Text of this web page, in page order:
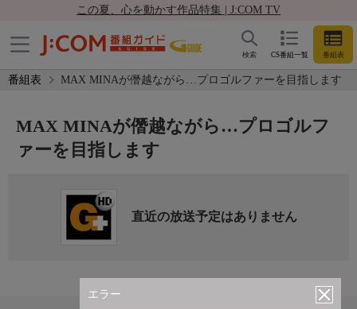
この夏、心を動かす作品特集 | J:COM TV
CS番組一覧 番組表
検索
番組表 MAX MINAが僭越ながら…プロゴルファーを目指します
エラー
MAX MINAが僭越ながら…プロゴルフ
ァーを目指します
直近の放送予定はありません